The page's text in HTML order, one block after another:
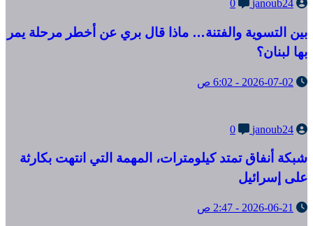
janoub24
0
بين التسوية والفتنة… ماذا قال بري عن أخطر مرحلة يمر
بها لبنان؟
2026-07-02 - 6:02 ص
janoub24
0
شبكة أنفاق تمتد كيلومترات، المهمة التي انتهت بكارثة
على إسرائيل
2026-06-21 - 2:47 ص